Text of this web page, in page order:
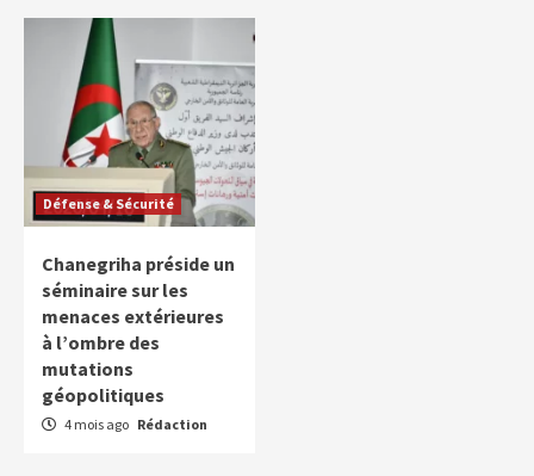
Défense & Sécurité
Chanegriha préside un
séminaire sur les
menaces extérieures
à l’ombre des
mutations
géopolitiques
4 mois ago Rédaction